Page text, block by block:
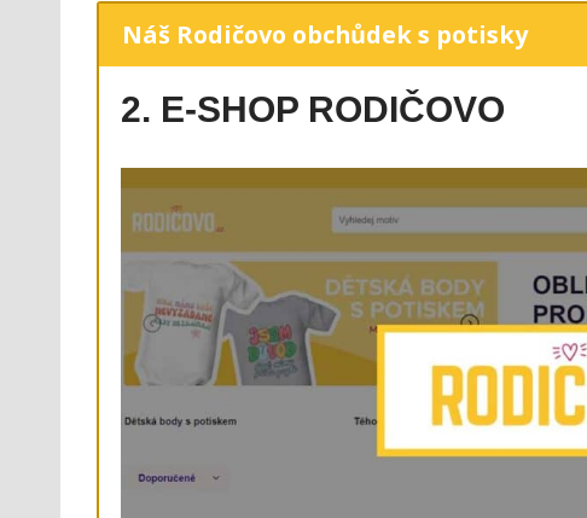
Náš Rodičovo obchůdek s potisky
2. E-SHOP RODIČOVO